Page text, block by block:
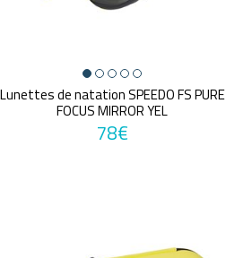
Lunettes de natation SPEEDO FS PURE
FOCUS MIRROR YEL
78€